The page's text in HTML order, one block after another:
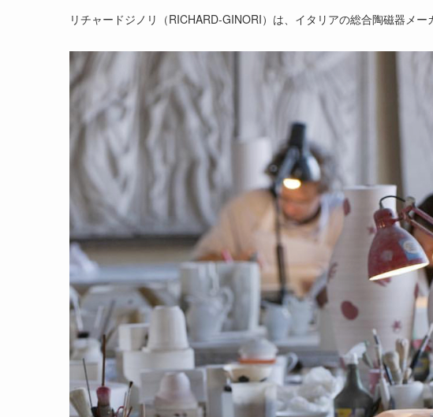
リチャードジノリ（RICHARD-GINORI）は、イタリアの総合陶磁器メー